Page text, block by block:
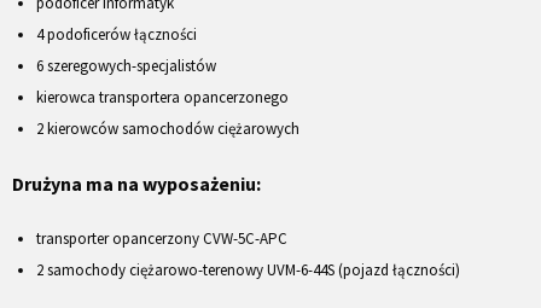
4 podoficerów łączności
6 szeregowych-specjalistów
kierowca transportera opancerzonego
2 kierowców samochodów ciężarowych
Drużyna ma na wyposażeniu:
transporter opancerzony CVW-5C-APC
2 samochody ciężarowo-terenowy UVM-6-44S (pojazd łączności)